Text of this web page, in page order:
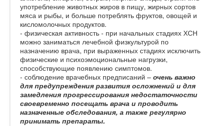
употребление животных жиров в пищу, жирных сортов
мяса и рыбы, и больше потреблять фруктов, овощей и
кисломолочных продуктов.
- физическая активность - при начальных стадиях ХСН
можно заниматься лечебной физкультурой по
назначению врача, при выраженных стадиях исключить
физические и психоэмоциональные нагрузки,
способствующие появлению симптомов.
- соблюдение врачебных предписаний – очень важно
для предупреждения развития осложнений и для
замедления прогрессирования недостаточности
своевременно посещать врача и проводить
назначенные обследования, а также регулярно
принимать препараты.